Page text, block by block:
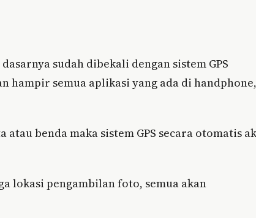
sudah dibekali dengan sistem GPS
hampir semua aplikasi yang ada di handphone,
benda maka sistem GPS secara otomatis
lokasi pengambilan foto, semua akan